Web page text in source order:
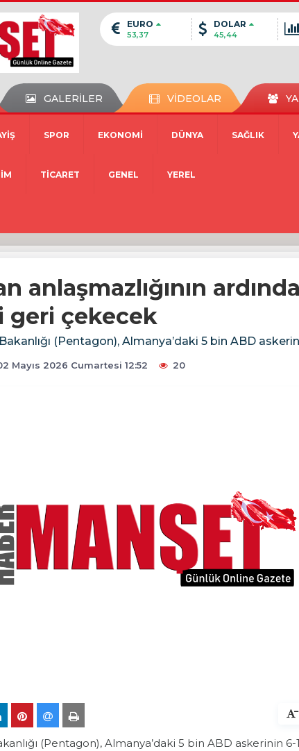
EURO
53,37
DOLAR
45,44
GALERİLER VİDEOLAR
SPOR EKONOMİ DÜNYA SAĞLIK
TİCARET GENEL YEREL
anlaşmazlığının
geri çekecek
(Pentagon), Almanya’daki 5 bin ABD
Mayıs 2026 Cumartesi 12:52 20
(Pentagon), Almanya’daki 5 bin ABD askerinin 6-